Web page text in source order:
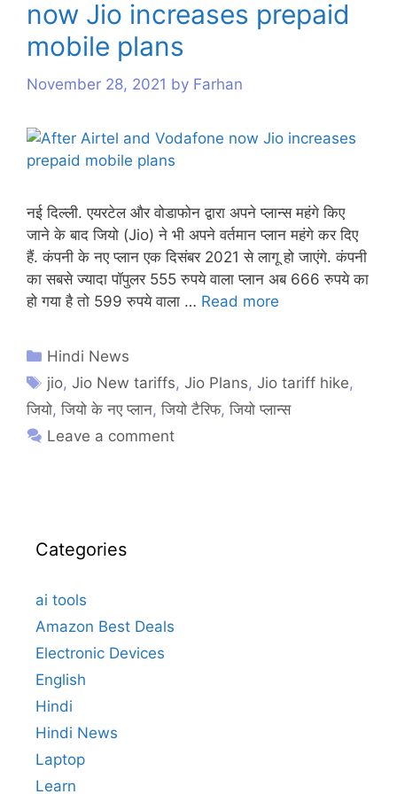
now Jio increases prepaid
mobile plans
November 28, 2021 by Farhan
नई दिल्ली. एयरटेल और वोडाफोन द्वारा अपने प्लान्स महंगे किए
जाने के बाद जियो (Jio) ने भी अपने वर्तमान प्लान महंगे कर दिए
हैं. कंपनी के नए प्लान एक दिसंबर 2021 से लागू हो जाएंगे. कंपनी
का सबसे ज्यादा पॉपुलर 555 रुपये वाला प्लान अब 666 रुपये का
हो गया है तो 599 रुपये वाला … Read more
s
Hindi News
jio,Jio New tariffs,Jio Plans,Jio tariff hike,
जियो, जियो के नए प्लान, जियो टैरिफ, जियो प्लान्स
Leave a comment
Categories
ai tools
Amazon Best Deals
Electronic Devices
English
Hindi
Hindi News
Laptop
Learn